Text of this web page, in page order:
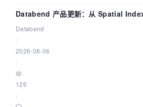
Databend 产品更新：从 Spatial
管道
Databend
2026-08-06
126